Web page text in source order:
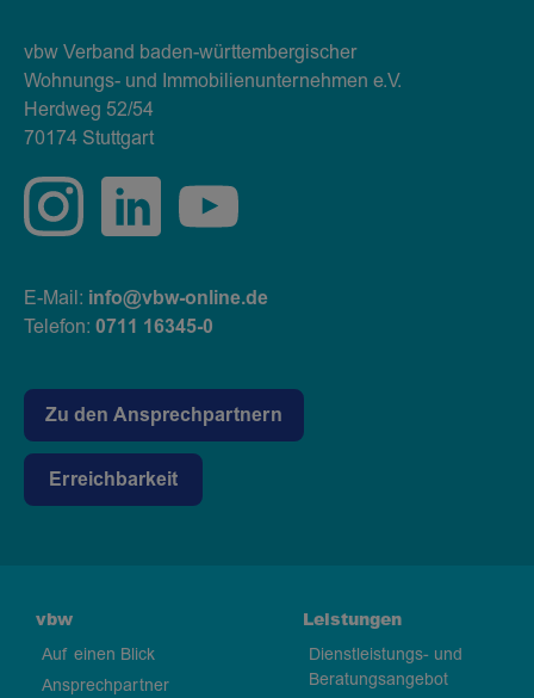
vbw Verband baden-württembergischer
Wohnungs- und Immobilienunternehmen e.V.
Herdweg 52/54
70174 Stuttgart
E-Mail: info@vbw-online.de
Telefon: 0711 16345-0
Zu den Ansprechpartnern
Erreichbarkeit
vbw
Auf einen Blick
Ansprechpartner
Leistungen
Dienstleistungs- und
Beratungsangebot